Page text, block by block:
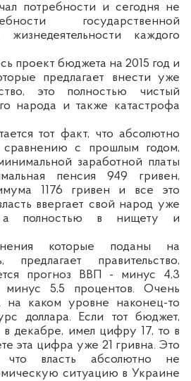
потребности и сегодня не
государственной
жизнедеятельности каждого
проект бюджета на 2015 год и
предлагает внести уже
это полностью чистый
народа и также катастрофа
тот факт, что абсолютно
с прошлым годом,
заработной платы
пенсия 949 гривен,
1176 гривен и все это
ввергает свой народ уже
полностью в нищету и
которые поданы на
предлагает правительство,
прогноз ВВП - минус 4,3
минус 5,5 процентов. Очень
на каком уровне наконец-то
доллара. Если тот бюджет,
декабре, имел цифру 17, то в
эта цифра уже 21 гривна. Это
власть абсолютно не
ситуацию в Украине